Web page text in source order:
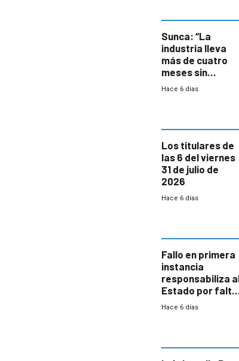
Sunca: “La
industria lleva
más de cuatro
meses sin
convenio
Hace 6 días
Los titulares de
las 6 del viernes
31 de julio de
2026
Hace 6 días
Fallo en primera
instancia
responsabiliza
Estado por falta
de controles en
Hace 6 días